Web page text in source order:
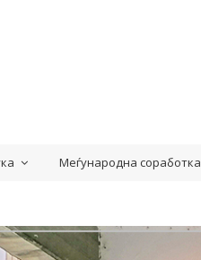
Меѓународна соработка